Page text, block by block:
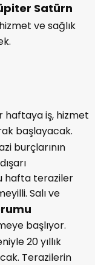
Satürn
ve sağlık
haftaya iş, hizmet
başlayacak.
burçlarının
hafta teraziler
Salı ve
başlıyor.
20 yıllık
Terazilerin